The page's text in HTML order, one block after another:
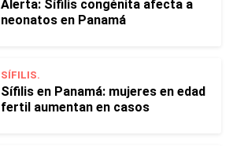
Alerta: Sífilis congénita afecta a
neonatos en Panamá
SÍFILIS.
Sífilis en Panamá: mujeres en edad
fertil aumentan en casos